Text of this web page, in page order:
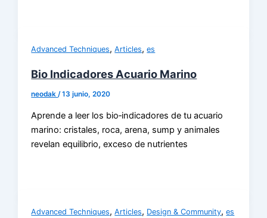
Advanced Techniques,Articles,es
Bio Indicadores Acuario Marino
neodak/13 junio, 2020
Aprende a leer los bio‑indicadores de tu acuario
marino: cristales, roca, arena, sump y animales
revelan equilibrio, exceso de nutrientes
Advanced Techniques,Articles, Design & Community,es